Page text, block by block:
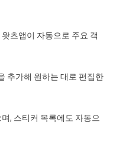
츠앱이 자동으로 주요 객
추가해 원하는 대로 편집한
, 스티커 목록에도 자동으